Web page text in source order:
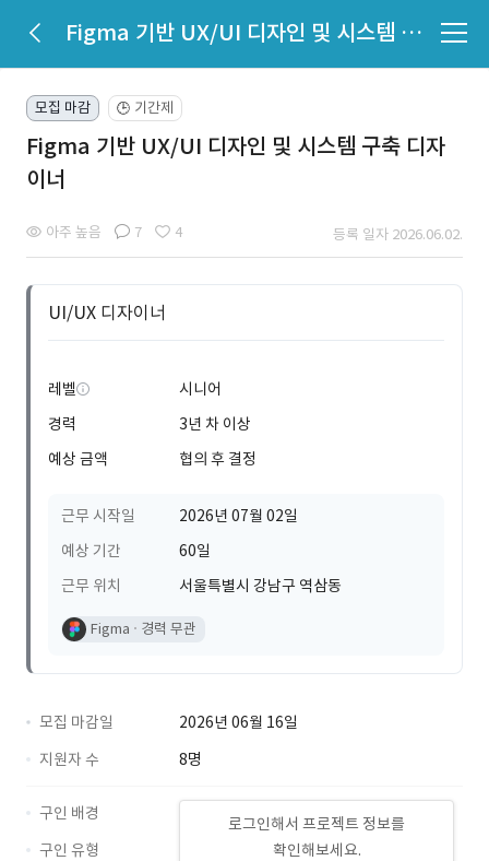
Figma 기반 UX/UI 디자인 및 시스템 구축 디자이너
모집 마감 🕒 기간제
Figma 기반 UX/UI 디자인 및 시스템 구축 디자
이너
아주 높음 7 4 등록 일자 2026.06.02.
UI/UX 디자이너
레벨
시니어
경력
3년 차 이상
예상 금액
협의 후 결정
근무 시작일
2026년 07월 02일
예상 기간
60일
근무 위치
서울특별시 강남구 역삼동
Figma 경력 무관
모집 마감일
2026년 06월 16일
지원자 수
8명
로그인해서 프로젝트 정보를
확인해보세요.
구인 배경
구인 유형